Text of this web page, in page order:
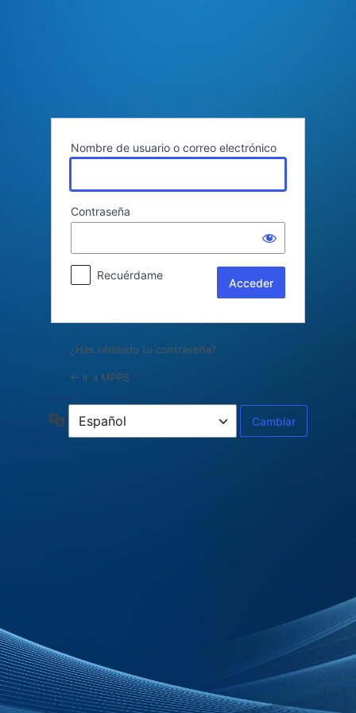
Nombre de usuario o correo electrónico
Contraseña
Recuérdame
¿Has olvidado tu contraseña?
← Ir a MPPS
Idioma